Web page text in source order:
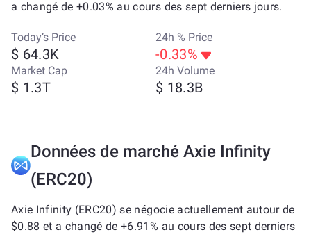
a changé de +0.03% au cours des sept derniers jours.
Today’s Price
$ 64.3K
24h % Price
-0.33%
Market Cap
$ 1.3T
24h Volume
$ 18.3B
Données de marché Axie Infinity
(ERC20)
Axie Infinity (ERC20) se négocie actuellement autour de
$0.88 et a changé de +6.91% au cours des sept derniers